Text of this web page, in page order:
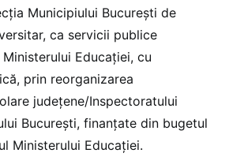
Municipiului București de
ca servicii publice
Educației, cu
prin reorganizarea
județene/Inspectoratului
București, finanțate din bugetul
Ministerului Educației.